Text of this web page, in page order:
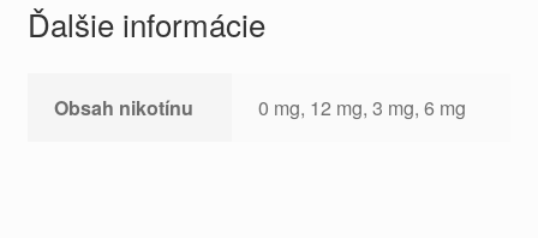
Ďalšie informácie
Obsah nikotínu 0 mg, 12 mg, 3 mg, 6 mg